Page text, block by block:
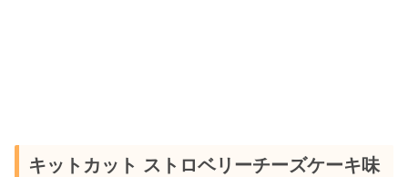
キットカット ストロベリーチーズケーキ味